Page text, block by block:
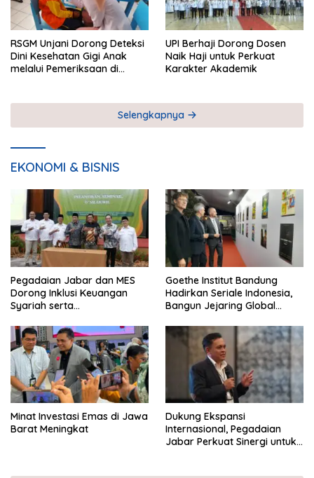
RSGM Unjani Dorong Deteksi
Dini Kesehatan Gigi Anak
melalui Pemeriksaan di
UPI Berhaji Dorong Dosen
Naik Haji untuk Perkuat
Karakter Akademik
Selengkapnya
EKONOMI & BISNIS
Pegadaian Jabar dan MES
Dorong Inklusi Keuangan
Syariah serta
Goethe Institut Bandung
Hadirkan Seriale Indonesia,
Bangun Jejaring Global
Minat Investasi Emas di Jawa
Barat Meningkat
Dukung Ekspansi
Internasional, Pegadaian
Jabar Perkuat Sinergi untuk